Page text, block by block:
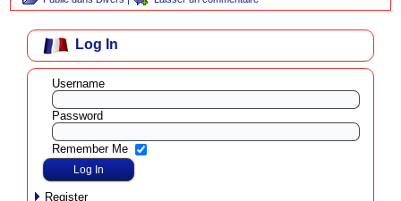
Log In
Username
Password
Remember Me
Register